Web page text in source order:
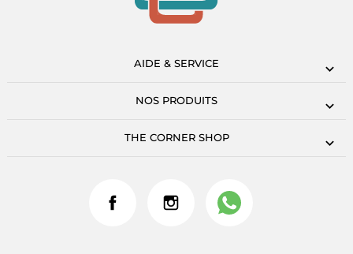
AIDE & SERVICE
NOS PRODUITS
THE CORNER SHOP